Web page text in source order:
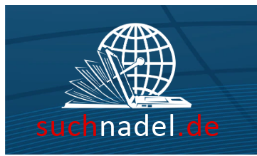
suchnadel.de